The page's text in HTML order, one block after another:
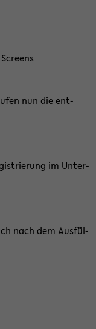
nun die ent­
im Un­ter­
nach dem Aus­fül­